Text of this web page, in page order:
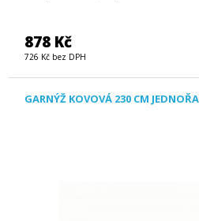
878 Kč
726 Kč bez DPH
GARNÝŽ KOVOVÁ 230 CM